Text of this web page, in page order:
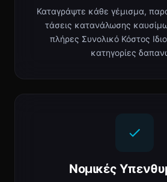
Καταγράψτε κάθε γέμισμα,
τάσεις κατανάλωσης
πλήρες Συνολικό Κόστος
κατηγορίες
Νομικές